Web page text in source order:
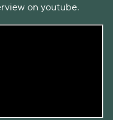
on youtube.